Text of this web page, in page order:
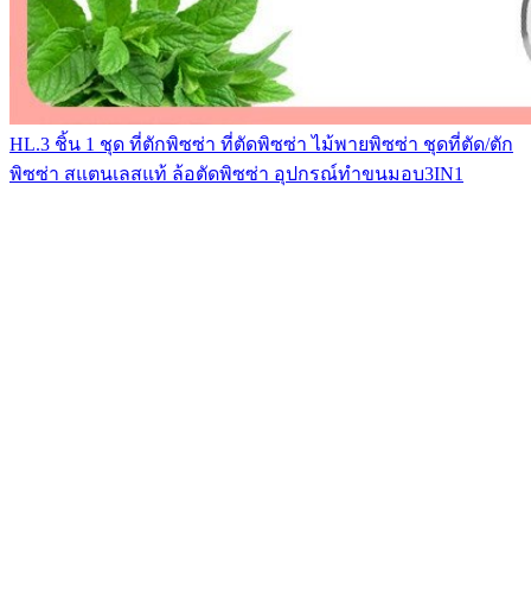
HL.3 ชิ้น 1 ชุด ที่ตักพิซซ่า ที่ตัดพิซซ่า ไม้พายพิซซ่า ชุดที่ตัด/ตัก
พิซซ่า สแตนเลสแท้ ล้อตัดพิซซ่า อุปกรณ์ทำขนมอบ3IN1